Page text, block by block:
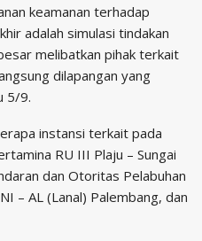
keamanan terhadap
adalah simulasi tindakan
melibatkan pihak terkait
dilapangan yang
5/9.
instansi terkait pada
RU III Plaju – Sungai
dan Otoritas Pelabuhan
– AL (Lanal) Palembang, dan